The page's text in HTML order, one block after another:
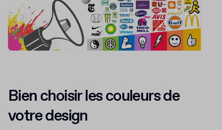
Bien choisir les couleurs de
votre design